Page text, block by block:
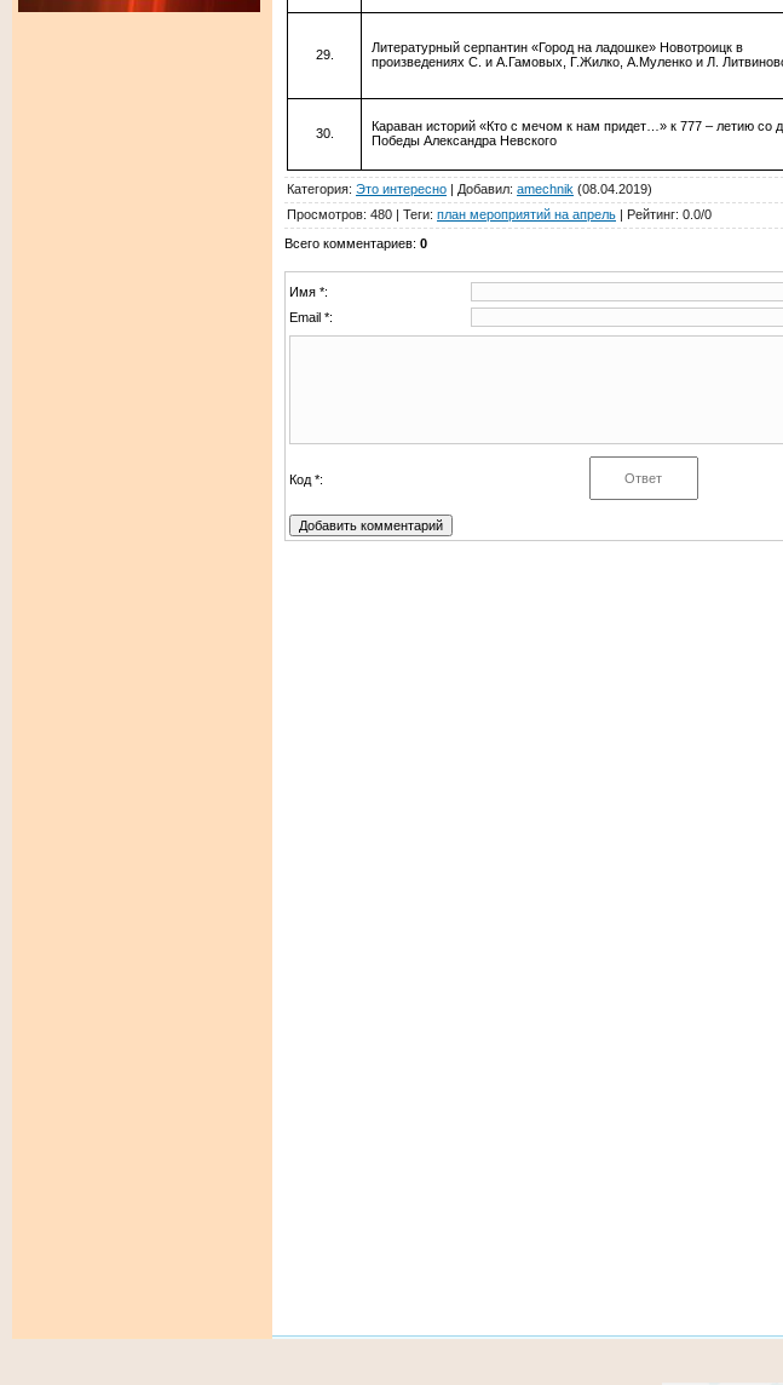
Литературный серпантин «Город на ладошке» Новотроицк в
произведениях С. и А.Гамовых, Г.Жилко, А.Муленко и Л.
Караван историй «Кто с мечом к нам придет…» к 777 – летию со
Победы Александра Невского
Категория: Это интересно | Добавил: amechnik (08.04.2019)
Просмотров: 480 | Теги: план мероприятий на апрель | Рейтинг: 0.0/0
Всего комментариев: 0
Имя *:
Email *:
Код *: